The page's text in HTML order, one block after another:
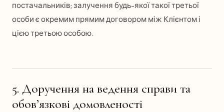
постачальників; залучення будь-якої такої третьої
особи є окремим прямим договором між Клієнтом і
цією третьою особою.
5. Доручення на ведення справи та
обов’язкові домовленості